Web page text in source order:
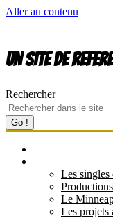
Aller au contenu
UN site de
Rechercher
Go !
Les singles
Le
Les projets